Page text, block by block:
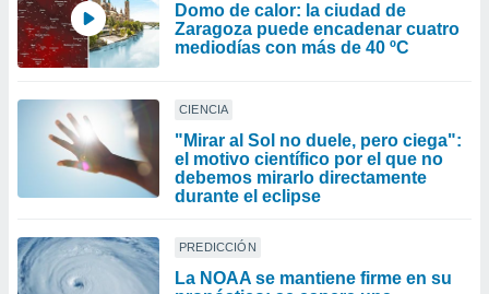
Domo de calor: la ciudad de
Zaragoza puede encadenar cuatro
mediodías con más de 40 ºC
CIENCIA
"Mirar al Sol no duele, pero ciega":
el motivo científico por el que no
debemos mirarlo directamente
durante el eclipse
PREDICCIÓN
La NOAA se mantiene firme en su